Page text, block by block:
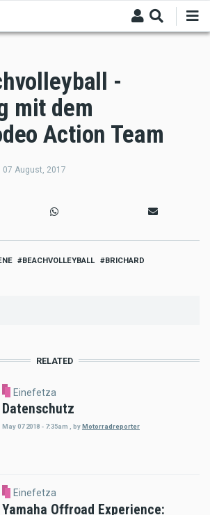
-
mit dem
Action Team
07 August, 2017
BEACHVOLLEYBALL BRICHARD
RELATED
Einefetza
Datenschutz
May 07 2018 - 7:35am byMotorradreporter
Einefetza
Yamaha Offroad Experience: